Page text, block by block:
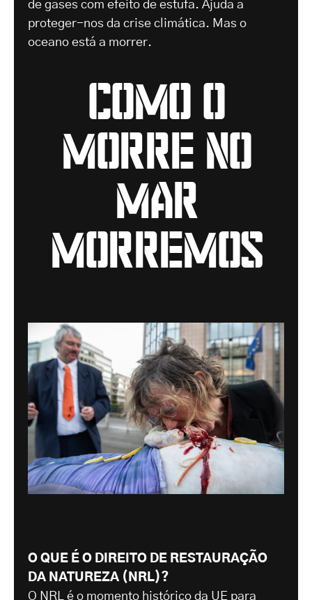
de gases com efeito de estufa. Ajuda a
proteger-nos da crise climática. Mas o
oceano está a morrer.
como o
morre no
mar
morremos
O QUE É O DIREITO DE RESTAURAÇÃO
DA NATUREZA (NRL)?
O NRL é o momento histórico da UE para